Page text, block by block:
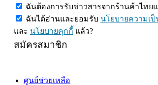
ฉันต้องการรับข่าวสารจากร้านค้าไทย
ฉันได้อ่านและยอมรับ นโยบายความเ
และ นโยบายคุกกี้ แล้ว?
สมัครสมาชิก
ศูนย์ช่วยเหลือ